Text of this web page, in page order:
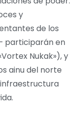
y
de los
participarán en
Nukak»), y
ainu del norte